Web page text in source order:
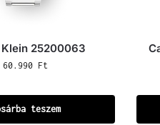
25200063
60.990 Ft
teszem